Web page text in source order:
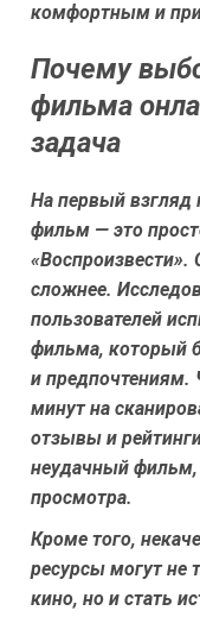
комфортным и
Почему
фильма
задача
На первый взгляд
фильм — это
«Воспроизвести».
сложнее.
пользователей
фильма, который
и предпочтениям.
минут на
отзывы и
неудачный фильм,
просмотра.
Кроме того,
ресурсы могут не
кино, но и стать